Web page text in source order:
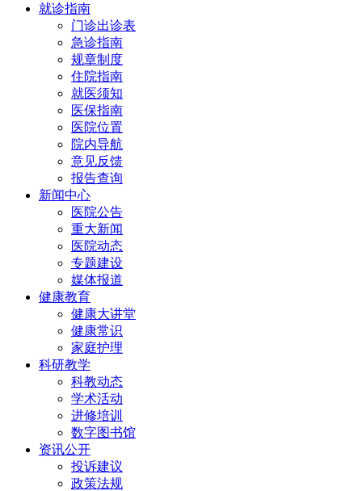
就诊指南
门诊出诊表
急诊指南
规章制度
住院指南
就医须知
医保指南
医院位置
院内导航
意见反馈
报告查询
新闻中心
医院公告
重大新闻
医院动态
专题建设
媒体报道
健康教育
健康大讲堂
健康常识
家庭护理
科研教学
科教动态
学术活动
进修培训
数字图书馆
资讯公开
投诉建议
政策法规